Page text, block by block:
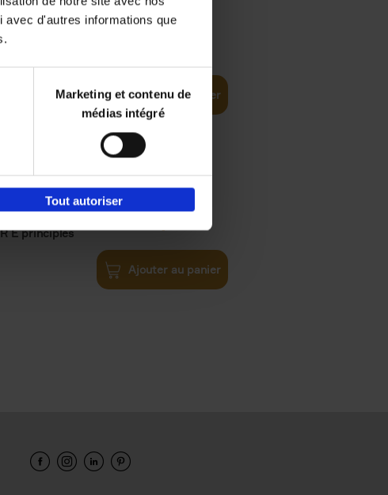
avec d'autres informations que
Marketing et contenu de
médias intégré
Tout autoriser
Ajouter au panier
E principles €34,99
Ajouter au panier